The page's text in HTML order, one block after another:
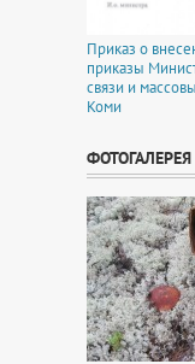
Приказ о
приказы
связи и
Коми
ФОТОГАЛЕРЕЯ